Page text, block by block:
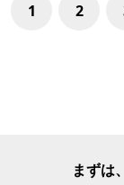
1 2
まずは